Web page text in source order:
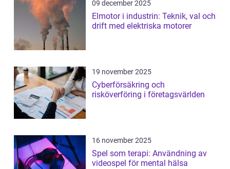
09 december 2025
Elmotor i industrin: Teknik, val och
drift med elektriska motorer
19 november 2025
Cyberförsäkring och
risköverföring i företagsvärlden
16 november 2025
Spel som terapi: Användning av
videospel för mental hälsa